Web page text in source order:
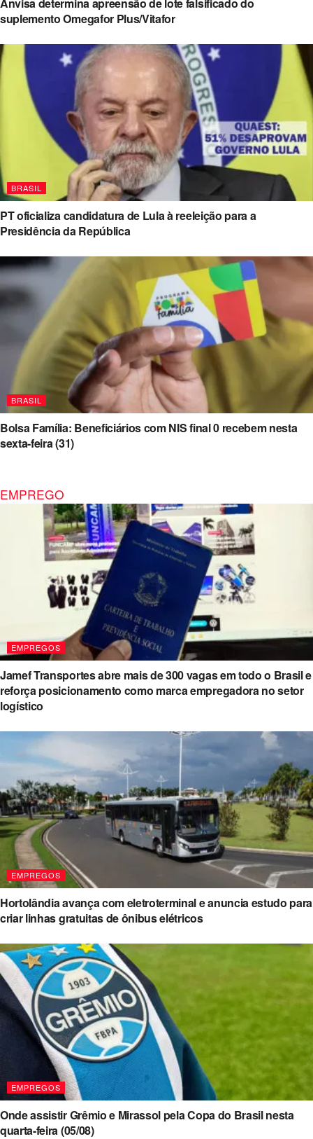
Anvisa determina apreensão de lote falsificado do
suplemento Omegafor Plus/Vitafor
BRASIL
PT oficializa candidatura de Lula à reeleição para a
Presidência da República
BRASIL
Bolsa Família: Beneficiários com NIS final 0 recebem nesta
sexta-feira (31)
EMPREGO
EMPREGOS
Jamef Transportes abre mais de 300 vagas em todo o Brasil e
reforça posicionamento como marca empregadora no setor
logístico
EMPREGOS
Hortolândia avança com eletroterminal e anuncia estudo para
criar linhas gratuitas de ônibus elétricos
EMPREGOS
Onde assistir Grêmio e Mirassol pela Copa do Brasil nesta
quarta-feira (05/08)